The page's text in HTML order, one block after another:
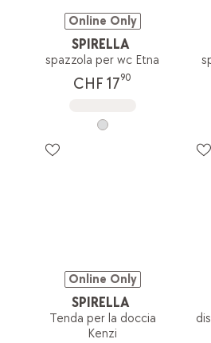
Online Only
SPIRELLA
spazzola per wc Etna
CHF 1790
Online Only
SPIRELLA
Tenda per la doccia
Kenzi